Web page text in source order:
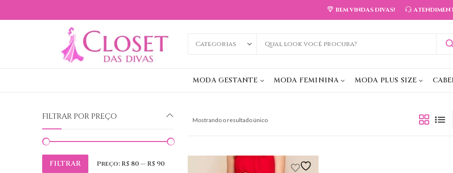
BEM VINDAS DIVAS!
MODA GESTANTE MODA FEMININA MODA PLUS SIZE
Mostrando o resultado único
FILTRAR POR PREÇO
Preço
Preço
FILTRAR Preço: R$ 80 —R$ 90